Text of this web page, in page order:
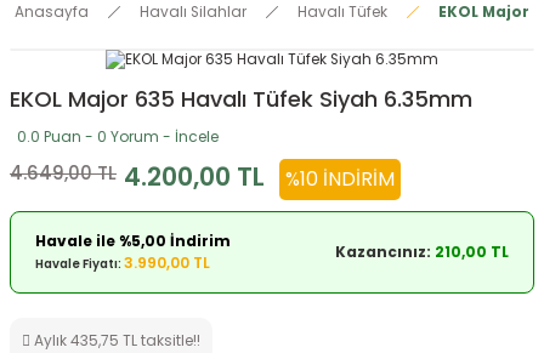
Mermisi
Tabure
Anasayfa Havalı Silahlar Havalı Tüfek EKOL Major
EKOL Major 635 Havalı Tüfek Siyah 6.35mm
0.0 Puan - 0 Yorum - İncele
4.649,00 TL 4.200,00 TL %10 İNDIRIM
Havale ile %5,00 İndirim
Havale Fiyatı: 3.990,00 TL
Kazancınız: 210,00 TL
Aylık 435,75 TL taksitle!!